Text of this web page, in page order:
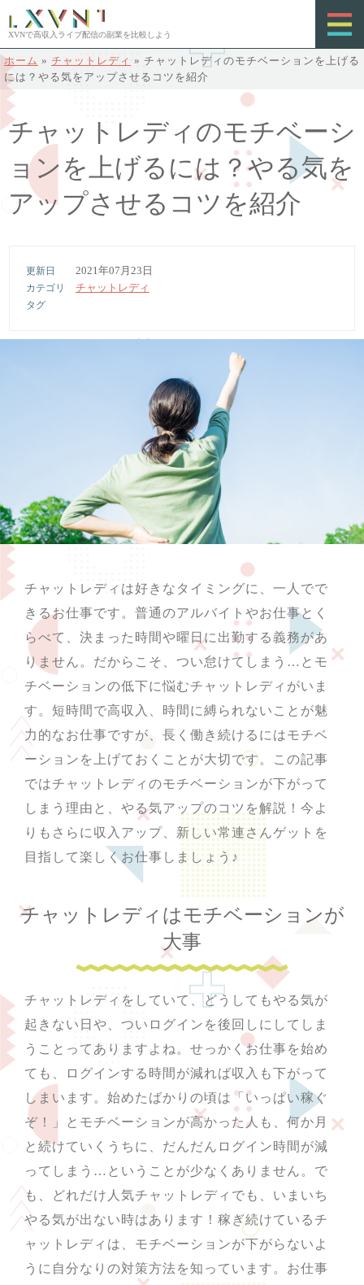
XVNで高収入ライブ配信の副業を比較しよう
ホーム » チャットレディ » チャットレディのモチベーションを上げる
には？やる気をアップさせるコツを紹介
チャットレディのモチベーシ
ョンを上げるには？やる気を
アップさせるコツを紹介
2021年07月23日
チャットレディ
チャットレディは好きなタイミングに、一人でで
きるお仕事です。普通のアルバイトやお仕事とく
らべて、決まった時間や曜日に出勤する義務があ
りません。だからこそ、つい怠けてしまう…とモ
チベーションの低下に悩むチャットレディがいま
す。短時間で高収入、時間に縛られないことが魅
力的なお仕事ですが、長く働き続けるにはモチベ
ーションを上げておくことが大切です。この記事
ではチャットレディのモチベーションが下がって
しまう理由と、やる気アップのコツを解説！今よ
りもさらに収入アップ、新しい常連さんゲットを
目指して楽しくお仕事しましょう♪
チャットレディはモチベーションが
大事
チャットレディをしていて、どうしてもやる気が
起きない日や、ついログインを後回しにしてしま
うことってありますよね。せっかくお仕事を始め
ても、ログインする時間が減れば収入も下がって
しまいます。始めたばかりの頃は「いっぱい稼ぐ
ぞ！」とモチベーションが高かった人も、何か月
と続けていくうちに、だんだんログイン時間が減
ってしまう…ということが少なくありません。で
も、どれだけ人気チャットレディでも、いまいち
やる気が出ない時はあります！稼ぎ続けているチ
ャットレディは、モチベーションが下がらないよ
うに自分なりの対策方法を知っています。お仕事